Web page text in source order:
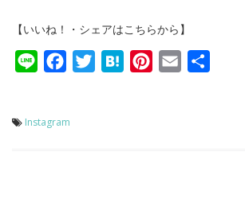
【いいね！・シェアはこちらから】
Line FacebookTwitterHatenaPinterest
Email
Instagram